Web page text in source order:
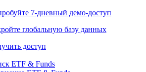
доступ
кредитов
7-дневный
глобальную базу данных